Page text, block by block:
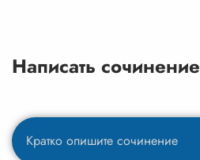
Написать сочинение